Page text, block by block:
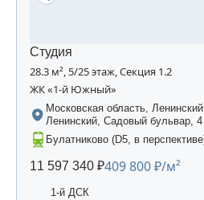
Студия
28.3 м², 5/25 этаж, Секция 1.2
ЖК «1-й Южный»
Московская область, Ленинский
Ленинский, Садовый бульвар, 4
Булатниково (D5, в
11 597 340 ₽409 800 ₽/м²
1-й ДСК